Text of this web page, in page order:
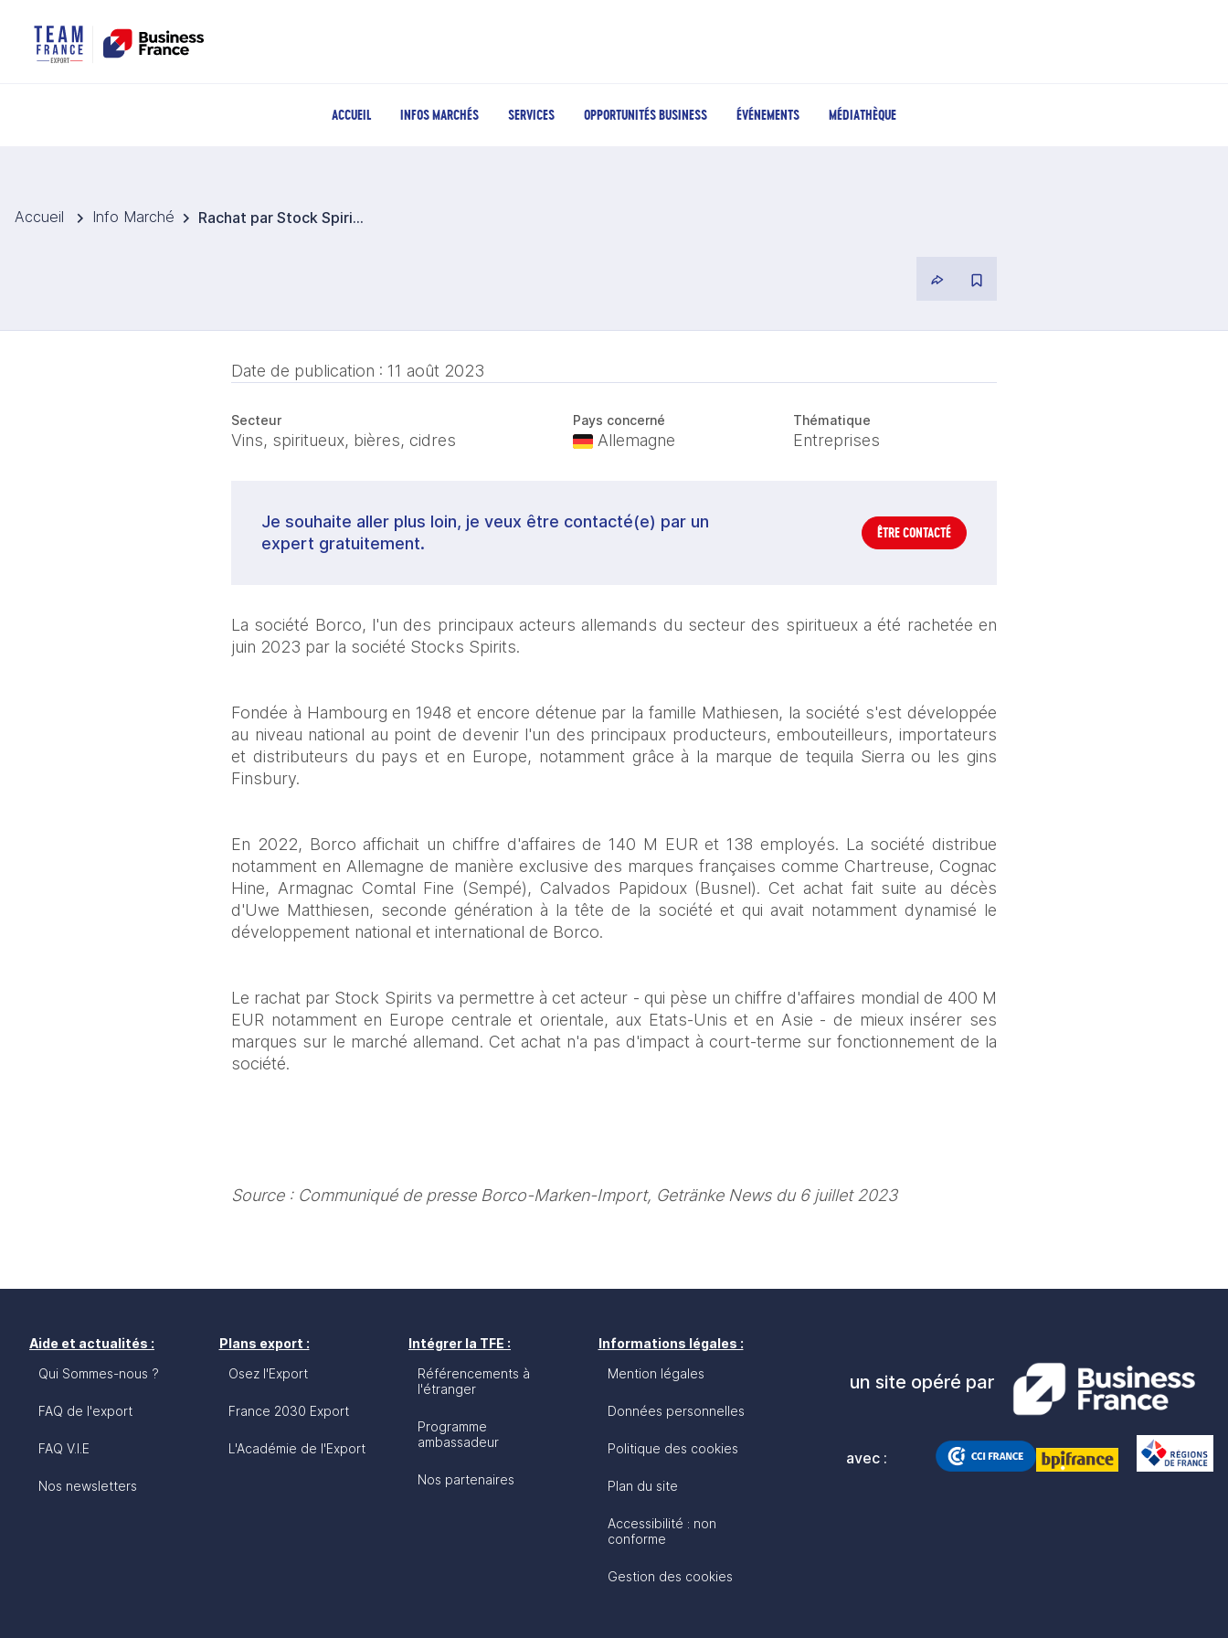
ACCUEIL INFOS MARCHÉS SERVICES OPPORTUNITÉS BUSINESS ÉVÉNEMENTS MÉDIATHÈQUE
Accueil Info Marché Rachat par Stock Spirits de l'importateur allemand Borco-Marken-Import
Date de publication : 11 août 2023
Secteur
Vins, spiritueux, bières, cidres
Pays concerné
Allemagne
Thématique
Entreprises
Je souhaite aller plus loin, je veux être contacté(e) par un
expert gratuitement.
ÊTRE CONTACTÉ
La société Borco, l'un des principaux acteurs allemands du secteur des spiritueux a été rachetée en
juin 2023 par la société Stocks Spirits.
Fondée à Hambourg en 1948 et encore détenue par la famille Mathiesen, la société s'est développée
au niveau national au point de devenir l'un des principaux producteurs, embouteilleurs, importateurs
et distributeurs du pays et en Europe, notamment grâce à la marque de tequila Sierra ou les gins
Finsbury.
En 2022, Borco affichait un chiffre d'affaires de 140 M EUR et 138 employés. La société distribue
notamment en Allemagne de manière exclusive des marques françaises comme Chartreuse, Cognac
Hine, Armagnac Comtal Fine (Sempé), Calvados Papidoux (Busnel). Cet achat fait suite au décès
d'Uwe Matthiesen, seconde génération à la tête de la société et qui avait notamment dynamisé le
développement national et international de Borco.
Le rachat par Stock Spirits va permettre à cet acteur - qui pèse un chiffre d'affaires mondial de 400 M
EUR notamment en Europe centrale et orientale, aux Etats-Unis et en Asie - de mieux insérer ses
marques sur le marché allemand. Cet achat n'a pas d'impact à court-terme sur fonctionnement de la
société.
Source : Communiqué de presse Borco-Marken-Import, Getränke News du 6 juillet 2023
Aide et actualités :
Qui Sommes-nous ?
FAQ de l'export
FAQ V.I.E
Nos newsletters
Plans export :
Osez l'Export
France 2030 Export
L'Académie de l'Export
Intégrer la TFE :
Référencements à
l'étranger
Programme
ambassadeur
Nos partenaires
Informations légales :
Mention légales
Données personnelles
Politique des cookies
Plan du site
Accessibilité : non
conforme
Gestion des cookies
un site opéré par
avec :